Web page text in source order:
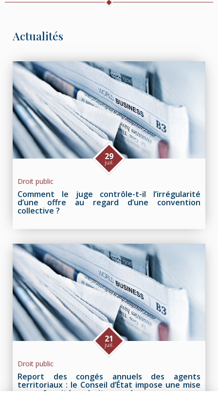
Actualités
Comment le juge contrôle-t-il l’irrégularité
d’une offre au regard d’une convention
collective ?
29
juil.
Droit public
Report des congés annuels des agents
territoriaux : le Conseil d’État impose une mise
21
juil.
Droit public